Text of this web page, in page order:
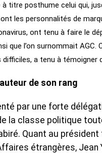
titre posthume celui qui,
les personnalités de
ont tenu à faire le
que l’on surnommait AGC.
a tenu à témoigner
de son rang
par une forte
la classe politique
Quant au président
étrangères, Jean